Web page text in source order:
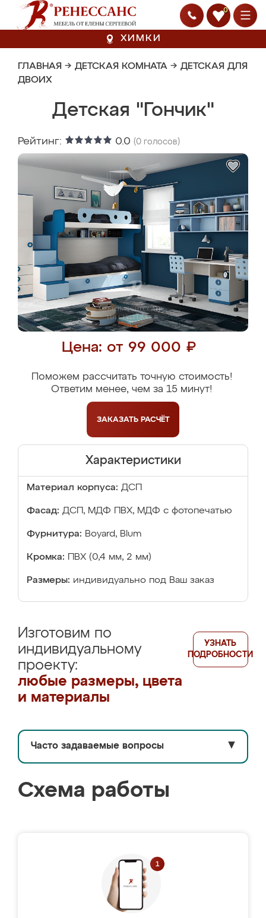
0
ХИМКИ
ГЛАВНАЯ → ДЕТСКАЯ КОМНАТА → ДЕТСКАЯ ДЛЯ
ДВОИХ
Детская "Гончик"
Рейтинг: 0.0 (0 голосов)
Цена: от 99 000 ₽
Поможем рассчитать точную стоимость!
Ответим менее, чем за 15 минут!
ЗАКАЗАТЬ РАСЧЁТ
Характеристики
Материал корпуса: ДСП
Фасад: ДСП, МДФ ПВХ, МДФ с фотопечатью
Фурнитура: Boyard, Blum
Кромка: ПВХ (0,4 мм, 2 мм)
Размеры: индивидуально под Ваш заказ
Изготовим по
индивидуальному
проекту:
любые размеры, цвета
и материалы
УЗНАТЬ
ПОДРОБНОСТИ
Часто задаваемые вопросы ▼
Схема работы